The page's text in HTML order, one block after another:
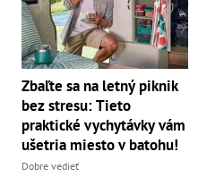
Zbaľte sa na letný piknik
bez stresu: Tieto
praktické vychytávky vám
ušetria miesto v batohu!
Dobre vedieť